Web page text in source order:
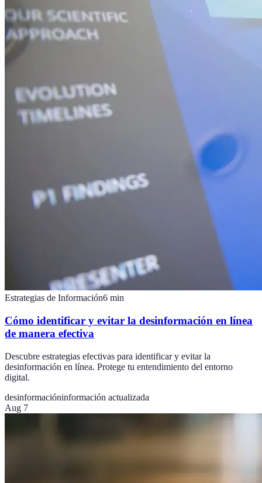
Estrategias de Información6 min
Cómo identificar y evitar la desinformación en línea
de manera efectiva
Descubre estrategias efectivas para identificar y evitar la
desinformación en línea. Protege tu entendimiento del entorno
digital.
desinformacióninformación actualizada
Aug 7